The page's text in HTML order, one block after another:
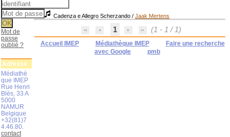
Cadenza e Allegro Scherzando /Jaak Mertens
1 (1 - 1 / 1)
Accueil IMEP Médiathèque IMEP
Faire une recherche
avec Google
pmb
Mot de
passe
oublié ?
Adresse
Médiathè
que IMEP
Rue Henri
Blès, 33 A
5000
NAMUR
Belgique
+32(81)7
4.46.80.
contact